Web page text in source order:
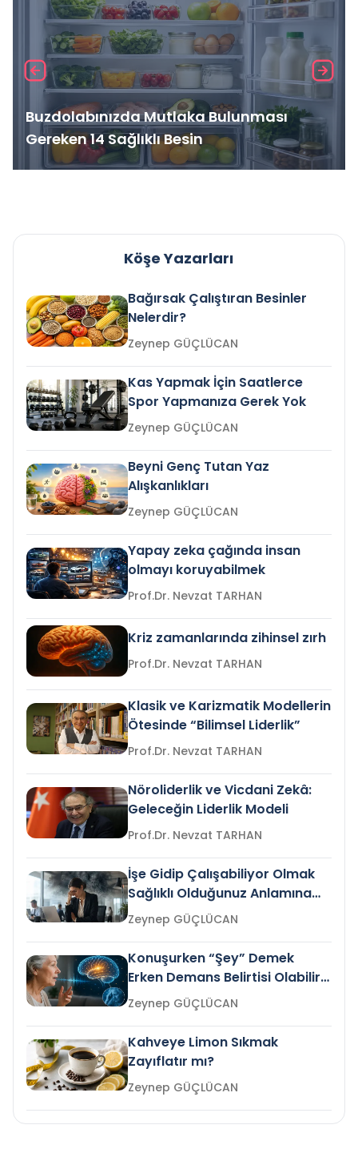
Buzdolabınızda Mutlaka Bulunması
Gereken 14 Sağlıklı Besin
Köşe Yazarları
Bağırsak Çalıştıran Besinler
Nelerdir?
Zeynep GÜÇLÜCAN
Kas Yapmak İçin Saatlerce
Spor Yapmanıza Gerek Yok
Zeynep GÜÇLÜCAN
Beyni Genç Tutan Yaz
Alışkanlıkları
Zeynep GÜÇLÜCAN
Yapay zeka çağında insan
olmayı koruyabilmek
Prof.Dr. Nevzat TARHAN
Kriz zamanlarında zihinsel zırh
Prof.Dr. Nevzat TARHAN
Klasik ve Karizmatik Modellerin
Ötesinde “Bilimsel Liderlik”
Prof.Dr. Nevzat TARHAN
Nöroliderlik ve Vicdani Zekâ:
Geleceğin Liderlik Modeli
Prof.Dr. Nevzat TARHAN
İşe Gidip Çalışabiliyor Olmak
Sağlıklı Olduğunuz Anlamına
Gelir mi?Zeynep GÜÇLÜCAN
Konuşurken “Şey” Demek
Erken Demans Belirtisi Olabilir
mi?
Zeynep GÜÇLÜCAN
Kahveye Limon Sıkmak
Zayıflatır mı?
Zeynep GÜÇLÜCAN